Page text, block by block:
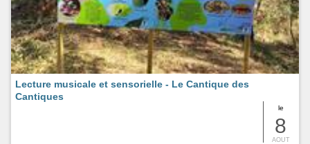
le
8
AOUT
Lecture musicale et sensorielle - Le Cantique des
Cantiques